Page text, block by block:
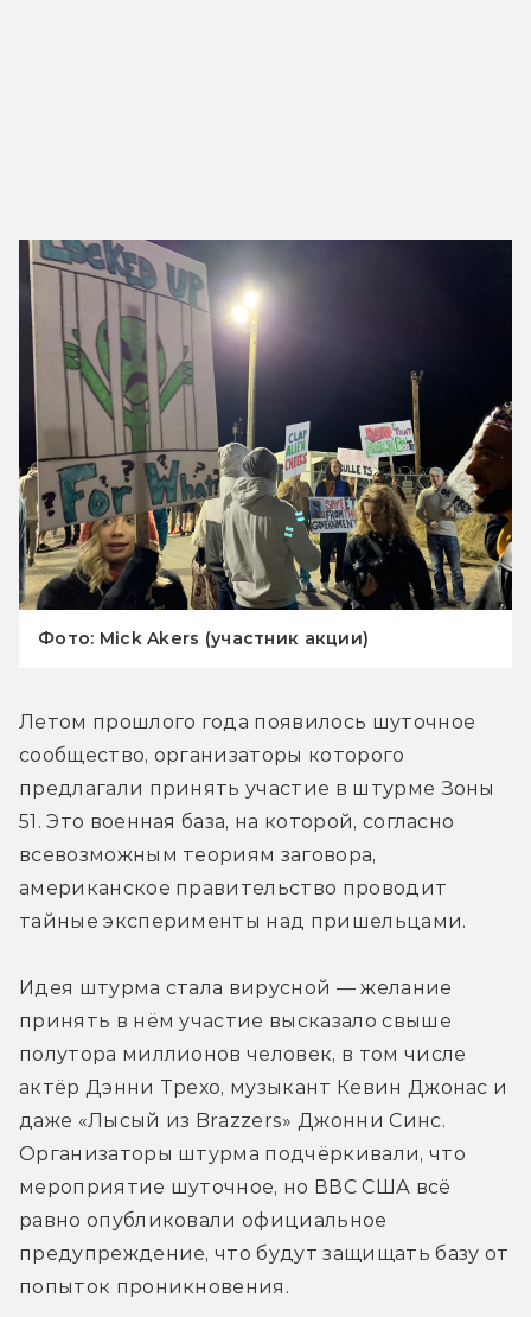
Фото: Mick Akers (участник акции)
Летом прошлого года появилось шуточное
сообщество, организаторы которого
предлагали принять участие в штурме Зоны
51. Это военная база, на которой, согласно
всевозможным теориям заговора,
американское правительство проводит
тайные эксперименты над пришельцами.
Идея штурма стала вирусной — желание
принять в нём участие высказало свыше
полутора миллионов человек, в том числе
актёр Дэнни Трехо, музыкант Кевин Джонас и
даже «Лысый из Brazzers» Джонни Синс.
Организаторы штурма подчёркивали, что
мероприятие шуточное, но ВВС США всё
равно опубликовали официальное
предупреждение, что будут защищать базу от
попыток проникновения.